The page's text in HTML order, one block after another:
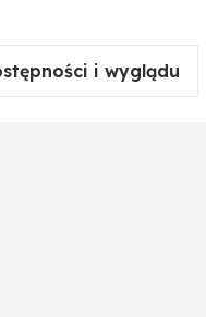
i wyglądu